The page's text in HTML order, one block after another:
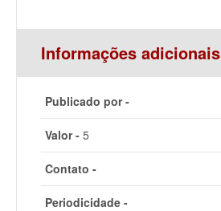
Informações adicionais
Publicado por -
Valor - 5
Contato -
Periodicidade -